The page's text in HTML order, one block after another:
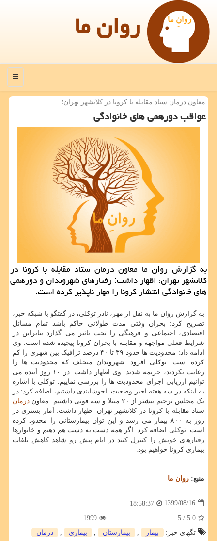
روان ما
منو
معاون درمان ستاد مقابله با كرونا در كلانشهر تهران؛
عواقب دورهمی های خانوادگی
به گزارش روان ما معاون درمان ستاد مقابله با كرونا در
كلانشهر تهران، اظهار داشت: رفتارهای شهروندان و دورهمی
های خانوادگی انتشار كرونا را مهار ناپذیر كرده است.
به گزارش روان ما به نقل از مهر، نادر توکلی، در گفتگو با شبکه خبر،
تصریح کرد: بحران وقتی مدت طولانی حاکم باشد تمام مسائل
اقتصادی، اجتماعی و فرهنگی را تحت تاثیر می گذارد بنابراین در
شرایط فعلی مواجهه و مقابله با بحران کرونا پیچیده شده است. وی
ادامه داد: محدودیت ها حدود ۳۹ تا ۴۰ درصد ترافیک بین شهری را کم
کرده است. توکلی افزود: شهروندان متخلف که محدودیت ها را
رعایت نکردند، جریمه شدند. وی اظهار داشت: در ۱۰ روز آینده می
توانیم ارزیابی اجرای محدودیت ها را بررسی نماییم. توکلی با اشاره
به اینکه در سه هفته اخیر وضعیت ناخوشایندی داشتیم، اضافه کرد: در
یک مجلس ترحیم بیشتر از ۲۰ مبتلا و سه فوتی داشتیم. معاون
درمان
ستاد مقابله با کرونا در کلانشهر تهران اظهار داشت: آمار بستری در
روز به ۸۰۰ بیمار می رسد و این توان بیمارستانی را محدود کرده
است. توکلی اضافه کرد: اگر همه دست به دست هم دهیم و خانوارها
رفتارهای خویش را کنترل کنند در ایام پیش رو شاهد کاهش تلفات
بیماری کرونا خواهیم بود.
منبع: روان ما
1399/08/16
18:58:37
5.0
/ 5
1999
تگهای خبر:
بیمار بیمارستان بیماری درمان